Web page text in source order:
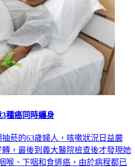
種癌同時纏身
菸的63歲婦人，咳嗽狀況日益嚴
，最後到義大醫院檢查後才發現她
喉、下咽和食道癌，由於病程都已